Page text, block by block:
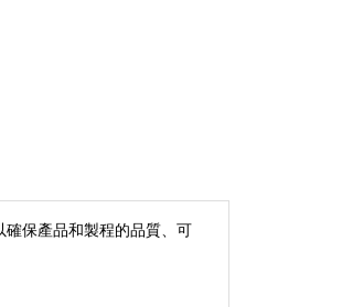
保產品和製程的品質、可